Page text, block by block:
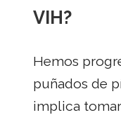
VIH?
Hemos
puñados de
implica